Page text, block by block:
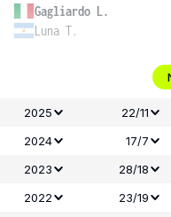
Gagliardo L.
Luna T.
2025 22/11
2024 17/7
2023 28/18
2022 23/19